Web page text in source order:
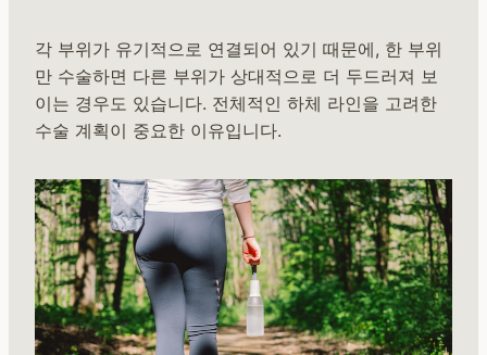
각 부위가 유기적으로 연결되어 있기 때문에, 한 부위
만 수술하면 다른 부위가 상대적으로 더 두드러져 보
이는 경우도 있습니다. 전체적인 하체 라인을 고려한
수술 계획이 중요한 이유입니다.